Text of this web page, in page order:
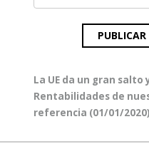
Navegación
de
entradas
Entrada
anterior:
La UE da un gran salto
Entrada
siguiente:
Rentabilidades de
referencia (01/01/